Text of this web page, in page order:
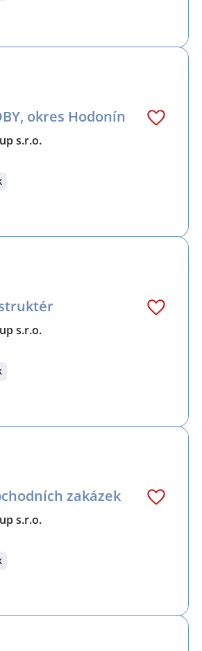
okres Hodonín
s.r.o.
s.r.o.
zakázek
s.r.o.